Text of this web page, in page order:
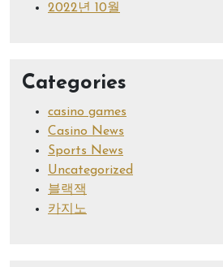
2022년 10월
Categories
casino games
Casino News
Sports News
Uncategorized
블랙잭
카지노